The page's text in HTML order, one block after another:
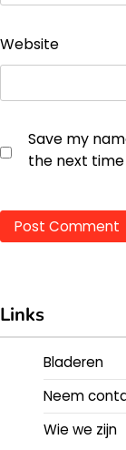
Website
Save my
the next
Links
Bladeren
Neem
Wie we zijn